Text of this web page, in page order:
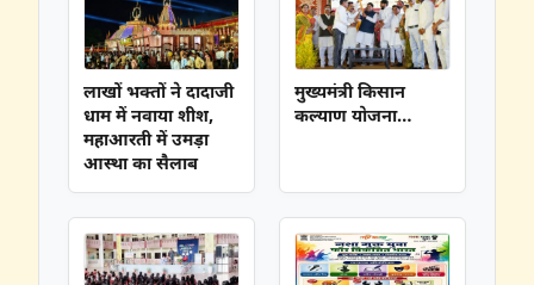
लाखों भक्तों ने दादाजी
धाम में नवाया शीश,
महाआरती में उमड़ा
आस्था का सैलाब
मुख्यमंत्री किसान
कल्याण योजना…